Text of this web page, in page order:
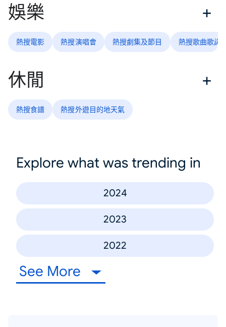
娛樂
熱搜電影 熱搜演唱會 熱搜劇集及節目 熱搜歌曲歌詞
休閒
熱搜食譜 熱搜外遊目的地天氣
Explore what was trending in
2024
2023
2022
See More